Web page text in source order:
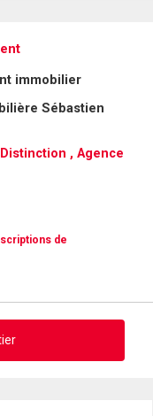
immobilier
Sébastien
, Agence
de